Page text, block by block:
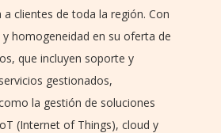
a clientes de toda la región. Con
homogeneidad en su oferta de
que incluyen soporte y
gestionados,
la gestión de soluciones
(Internet of Things), cloud y